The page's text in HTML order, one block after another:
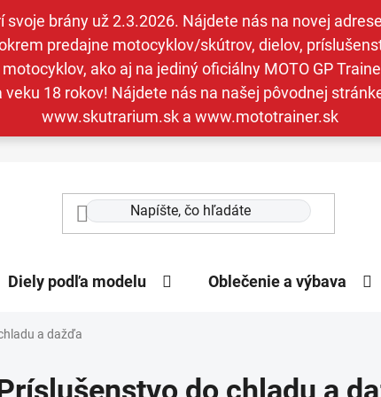
brány už 2.3.2026. Nájdete nás na novej
predajne motocyklov/skútrov, dielov,
ako aj na jediný oficiálny MOTO GP
18 rokov! Nájdete nás na našej pôvodnej
www.skutrarium.sk a www.mototrainer.sk
Diely podľa modelu Oblečenie a výbava
a dažďa
do chladu a